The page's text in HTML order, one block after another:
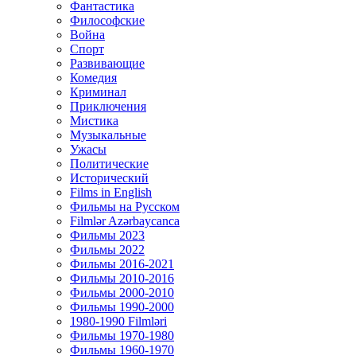
Фантастика
Философские
Война
Спорт
Развивающие
Комедия
Криминал
Приключения
Мистика
Музыкальные
Ужасы
Политические
Исторический
Films in English
Фильмы на Русском
Filmlər Azərbaycanca
Фильмы 2023
Фильмы 2022
Фильмы 2016-2021
Фильмы 2010-2016
Фильмы 2000-2010
Фильмы 1990-2000
1980-1990 Filmləri
Фильмы 1970-1980
Фильмы 1960-1970